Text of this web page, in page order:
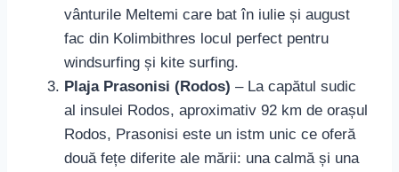
vânturile Meltemi care bat în iulie și august
fac din Kolimbithres locul perfect pentru
windsurfing și kite surfing.
Plaja Prasonisi (Rodos) – La capătul sudic
al insulei Rodos, aproximativ 92 km de orașul
Rodos, Prasonisi este un istm unic ce oferă
două fețe diferite ale mării: una calmă și una